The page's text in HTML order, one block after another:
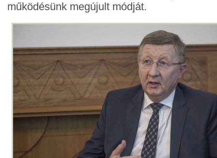
működésünk megújult módját.